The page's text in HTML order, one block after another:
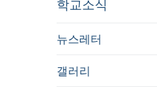
학교소식
뉴스레터
갤러리